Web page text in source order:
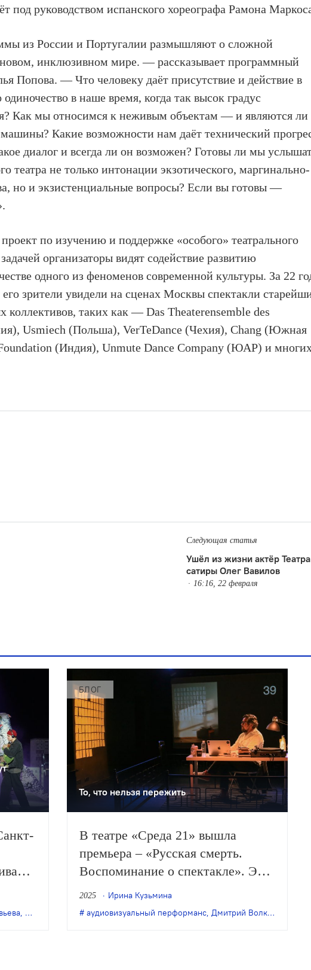
под руководством испанского хореографа Рамона
из России и Португалии размышляют о сложной
новом, инклюзивном мире. — рассказывает программный
Попова. — Что человеку даёт присутствие и действие в
в наше время, когда так высок градус
Как мы относимся к неживым объектам — и являются ли
Какие возможности нам даёт технический
диалог и всегда ли он возможен? Готовы ли мы
театра не только интонации экзотического, маргинально-
но и экзистенциальные вопросы? Если вы готовы —
по изучению и поддержке «особого» театрального
организаторы видят содействие развитию
одного из феноменов современной культуры. За 22
зрители увидели на сценах Москвы спектакли
коллективов, таких как — Das Theaterensemble des
Usmiech (Польша), VerTeDance (Чехия), Chang (Южная
(Индия), Unmute Dance Company (ЮАР) и
Следующая статья
Ушёл из жизни актёр Театра
сатиры Олег Вавилов
16:16, 22 февраля
, Дмитрий Крестьянкин,Ильдар Алекбаев,инклюзивный театр,
БЛОГ
То, что нельзя пережить
В театре «Среда 21» вышла
премьера – «Русская смерть.
Воспоминание о спектакле». Это
соло и автофикшн режиссера и
перформера Дмитрия
2025
Ирина Кузьмина
аудиовизуальный перформанс, Дмитрий Волкострелов